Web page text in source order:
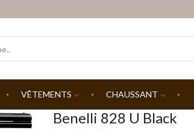
VÊTEMENTS CHAUSSANT
Benelli 828 U Black